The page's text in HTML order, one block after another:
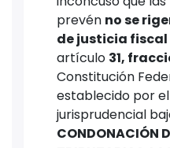
prevén no se
de justicia fiscal
artículo 31,
Constitución
establecido por
jurisprudencial
CONDONACIÓN